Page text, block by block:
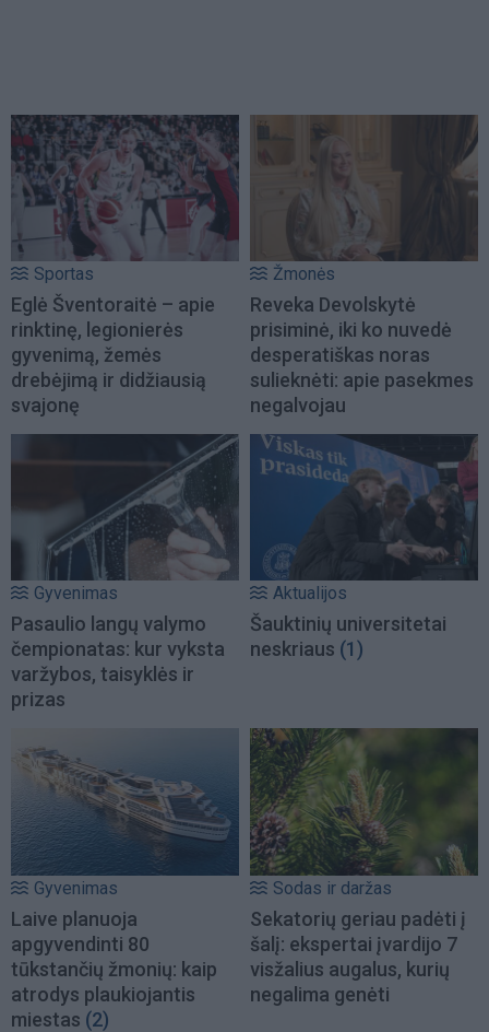
Sportas
Eglė Šventoraitė – apie
rinktinę, legionierės
gyvenimą, žemės
drebėjimą ir didžiausią
svajonę
Žmonės
Reveka Devolskytė
prisiminė, iki ko nuvedė
desperatiškas noras
sulieknėti: apie pasekmes
negalvojau
Gyvenimas
Pasaulio langų valymo
čempionatas: kur vyksta
varžybos, taisyklės ir
prizas
Aktualijos
Šauktinių universitetai
neskriaus (1)
Gyvenimas
Laive planuoja
apgyvendinti 80
tūkstančių žmonių: kaip
atrodys plaukiojantis
miestas (2)
Sodas ir daržas
Sekatorių geriau padėti į
šalį: ekspertai įvardijo 7
visžalius augalus, kurių
negalima genėti